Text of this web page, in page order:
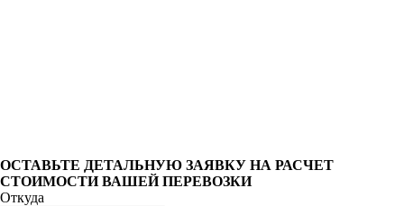
ОCТАВЬТЕ ДЕТАЛЬНУЮ ЗАЯВКУ НА РАСЧЕТ
СТОИМОСТИ ВАШЕЙ ПЕРЕВОЗКИ
Откуда